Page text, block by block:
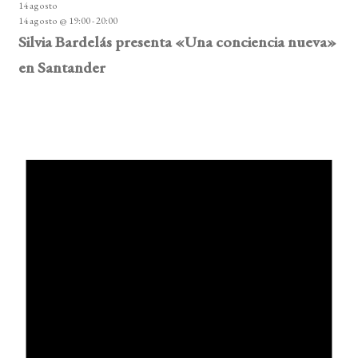
14 agosto
14 agosto @ 19:00-20:00
Silvia Bardelás presenta «Una conciencia nueva»
en Santander